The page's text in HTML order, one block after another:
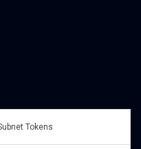
Tokens